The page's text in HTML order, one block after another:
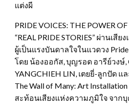
แต่งผี
PRIDE VOICES: THE POWER
“REAL PRIDE STORIES” ผ่านเ
ผู้เป็นแรงบันดาลใจในแวดวง
โดย น้องออกัส, บุญรอด อารีย์วงษ์,
YANGCHIEH LIN, เตยยี่-ลูกปัด แ
The Wall of Many: Art
สะท้อนเสียงแห่งความภูมิใจ จาก